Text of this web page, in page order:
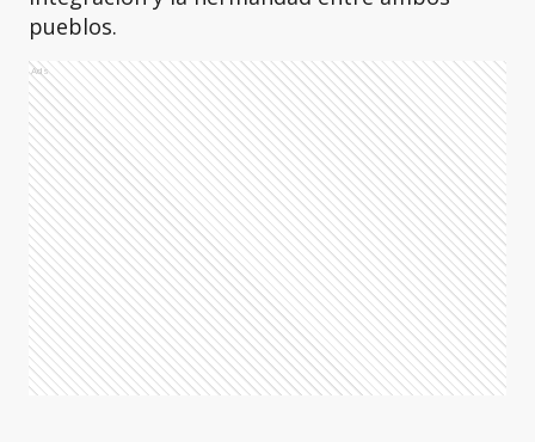
pueblos.
Ads